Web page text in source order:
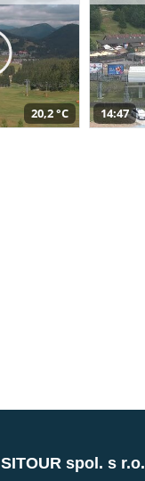
20,2 °C 14:47
SITOUR spol. s r.o.